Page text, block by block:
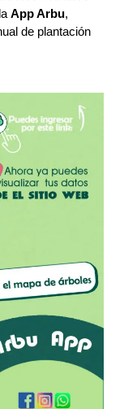
App Arbu,
de plantación